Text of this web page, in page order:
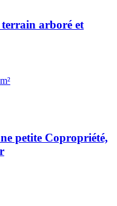
arboré et
petite Copropriété,